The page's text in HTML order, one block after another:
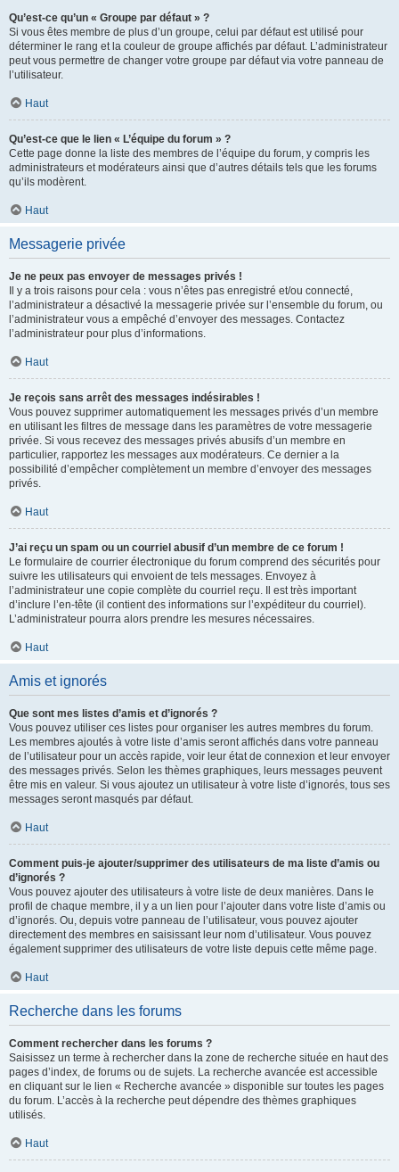
Qu’est-ce qu’un « Groupe par défaut » ?
Si vous êtes membre de plus d’un groupe, celui par défaut est utilisé pour
déterminer le rang et la couleur de groupe affichés par défaut. L’administrateur
peut vous permettre de changer votre groupe par défaut via votre panneau de
l’utilisateur.
Haut
Qu’est-ce que le lien « L’équipe du forum » ?
Cette page donne la liste des membres de l’équipe du forum, y compris les
administrateurs et modérateurs ainsi que d’autres détails tels que les forums
qu’ils modèrent.
Haut
Messagerie privée
Je ne peux pas envoyer de messages privés !
Il y a trois raisons pour cela : vous n’êtes pas enregistré et/ou connecté,
l’administrateur a désactivé la messagerie privée sur l’ensemble du forum, ou
l’administrateur vous a empêché d’envoyer des messages. Contactez
l’administrateur pour plus d’informations.
Haut
Je reçois sans arrêt des messages indésirables !
Vous pouvez supprimer automatiquement les messages privés d’un membre
en utilisant les filtres de message dans les paramètres de votre messagerie
privée. Si vous recevez des messages privés abusifs d’un membre en
particulier, rapportez les messages aux modérateurs. Ce dernier a la
possibilité d’empêcher complètement un membre d’envoyer des messages
privés.
Haut
J’ai reçu un spam ou un courriel abusif d’un membre de ce forum !
Le formulaire de courrier électronique du forum comprend des sécurités pour
suivre les utilisateurs qui envoient de tels messages. Envoyez à
l’administrateur une copie complète du courriel reçu. Il est très important
d’inclure l’en-tête (il contient des informations sur l’expéditeur du courriel).
L’administrateur pourra alors prendre les mesures nécessaires.
Haut
Amis et ignorés
Que sont mes listes d’amis et d’ignorés ?
Vous pouvez utiliser ces listes pour organiser les autres membres du forum.
Les membres ajoutés à votre liste d’amis seront affichés dans votre panneau
de l’utilisateur pour un accès rapide, voir leur état de connexion et leur envoyer
des messages privés. Selon les thèmes graphiques, leurs messages peuvent
être mis en valeur. Si vous ajoutez un utilisateur à votre liste d’ignorés, tous ses
messages seront masqués par défaut.
Haut
Comment puis-je ajouter/supprimer des utilisateurs de ma liste d’amis ou
d’ignorés ?
Vous pouvez ajouter des utilisateurs à votre liste de deux manières. Dans le
profil de chaque membre, il y a un lien pour l’ajouter dans votre liste d’amis ou
d’ignorés. Ou, depuis votre panneau de l’utilisateur, vous pouvez ajouter
directement des membres en saisissant leur nom d’utilisateur. Vous pouvez
également supprimer des utilisateurs de votre liste depuis cette même page.
Haut
Recherche dans les forums
Comment rechercher dans les forums ?
Saisissez un terme à rechercher dans la zone de recherche située en haut des
pages d’index, de forums ou de sujets. La recherche avancée est accessible
en cliquant sur le lien « Recherche avancée » disponible sur toutes les pages
du forum. L’accès à la recherche peut dépendre des thèmes graphiques
utilisés.
Haut